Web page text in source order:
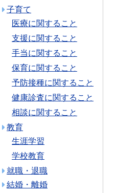
子育て
医療に関すること
支援に関すること
手当に関すること
保育に関すること
予防接種に関すること
健康診査に関すること
相談に関すること
教育
生涯学習
学校教育
就職・退職
結婚・離婚